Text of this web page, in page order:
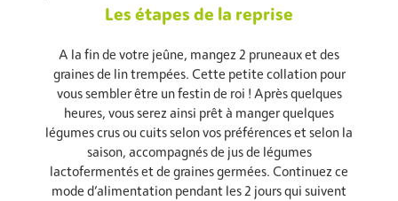
Les étapes de la reprise
A la fin de votre jeûne, mangez 2 pruneaux et des
graines de lin trempées. Cette petite collation pour
vous sembler être un festin de roi ! Après quelques
heures, vous serez ainsi prêt à manger quelques
légumes crus ou cuits selon vos préférences et selon la
saison, accompagnés de jus de légumes
lactofermentés et de graines germées. Continuez ce
mode d’alimentation pendant les 2 jours qui suivent